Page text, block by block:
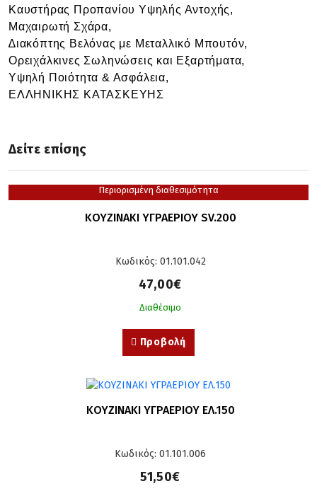
Καυστήρας Προπανίου Υψηλής Αντοχής,
Μαχαιρωτή Σχάρα,
∆ιακόπτης Βελόνας με Μεταλλικό Μπουτόν,
Ορειχάλκινες Σωληνώσεις και Εξαρτήματα,
Υψηλή Ποιότητα & Ασφάλεια,
ΕΛΛΗΝΙΚΗΣ ΚΑΤΑΣΚΕΥΗΣ
Δείτε επίσης
Περιορισμένη διαθεσιμότητα
ΚΟΥΖΙΝΑΚΙ ΥΓΡΑΕΡΙΟΥ SV.200
Κωδικός: 01.101.042
47,00€
Διαθέσιμο
Προβολή
ΚΟΥΖΙΝΑΚΙ ΥΓΡΑΕΡΙΟΥ ΕΛ.150
Κωδικός: 01.101.006
51,50€